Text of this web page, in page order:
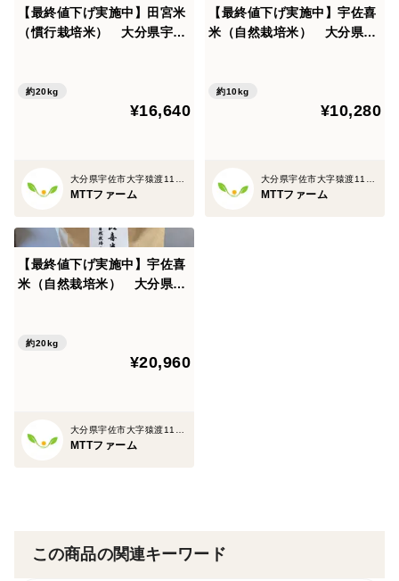
【最終値下げ実施中】田宮米
（慣行栽培米） 大分県宇佐
約20kg
¥16,640
MTTファーム
【最終値下げ実施中】宇佐喜
米（自然栽培米） 大分県宇
約10kg
¥10,280
MTTファーム
【最終値下げ実施中】宇佐喜
米（自然栽培米） 大分県宇
約20kg
¥20,960
大分県宇佐市大字猿渡1120-30
MTTファーム
この商品の関連キーワード